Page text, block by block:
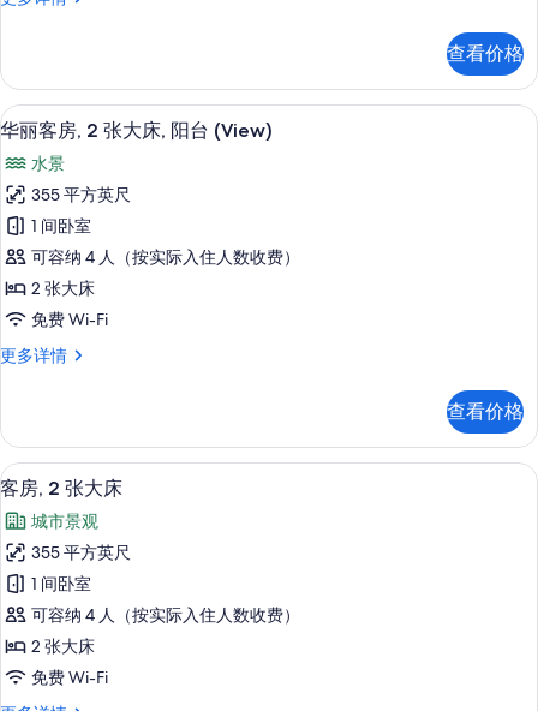
床
所
有
照
片
特
大
床
多
信
息
查看价格
显
华
丽
客
房,
2
张
大
阳
台
(View)
的
所
有
照
片
高档床上用品、客房内保险箱、办公
5
华丽客房, 2 张大床, 阳台 (View)
水景
355 平方英尺
1 间卧室
可容纳 4 人（按实际入住人数收费）
2 张大床
免费 Wi-Fi
更多详情
华
2
张
大
阳
台
(View)
更
多
信
息
查看价格
显
示
客
房,
2
张
大
床
高档床上用品、客房内保险箱、办公
10
客房, 2 张大床
城市景观
355 平方英尺
1 间卧室
可容纳 4 人（按实际入住人数收费）
2 张大床
免费 Wi-Fi